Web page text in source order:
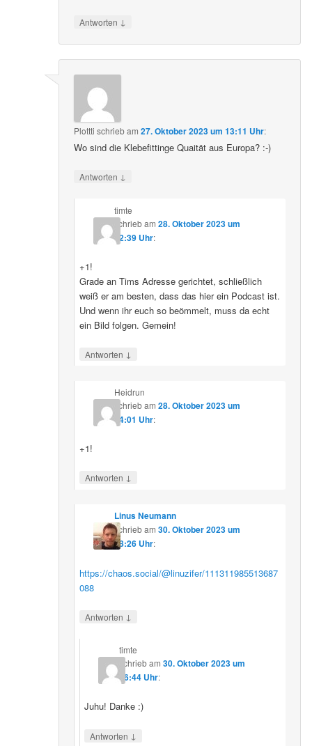
Antworten ↓
Plottti schriebam27. Oktober 2023 um 13:11 Uhr:
Wo sind die Klebefittinge Quaität aus Europa? :-)
Antworten ↓
timte
schriebam 28. Oktober 2023 um
12:39 Uhr:
+1!
Grade an Tims Adresse gerichtet, schließlich
weiß er am besten, dass das hier ein Podcast ist.
Und wenn ihr euch so beömmelt, muss da echt
ein Bild folgen. Gemein!
Antworten ↓
Heidrun
schriebam 28. Oktober 2023 um
14:01 Uhr:
+1!
Antworten ↓
Linus Neumann
schriebam 30. Oktober 2023 um
08:26 Uhr:
https://chaos.social/@linuzifer/111311985513687
088
Antworten ↓
timte
schriebam30. Oktober 2023 um
16:44 Uhr:
Juhu! Danke :)
Antworten ↓